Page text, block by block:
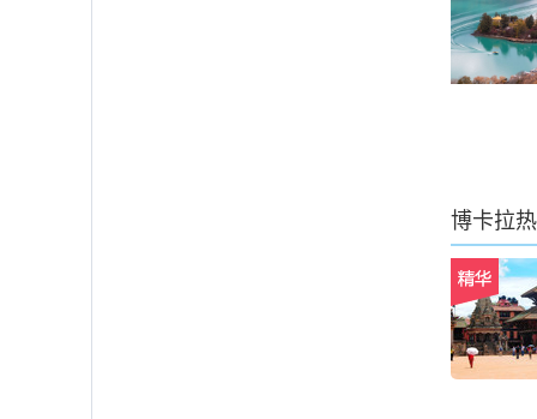
博卡拉